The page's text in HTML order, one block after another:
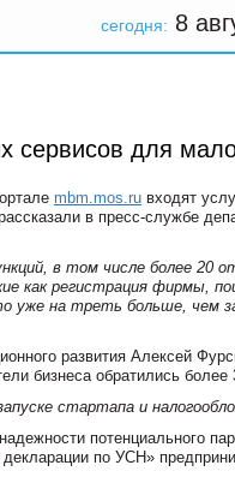
сегодня: 8
сервисов для
mbm.mos.ru входят
в пресс-службе
в том числе более 20
как регистрация фирмы,
уже на треть больше, чем
развития Алексей
бизнеса обратились более
стартапа и
потенциального
по УСН»